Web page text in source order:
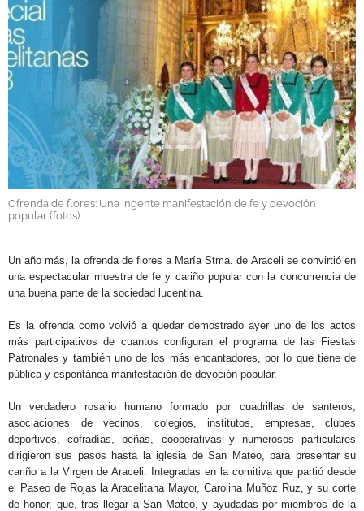
OBRAS
NECROLÓGICAS
GALERÍAS
Ofrenda de flores: Una ingente manifestación de fe y devoción
popular (fotos)
Un año más, la ofrenda de flores a María Stma. de Araceli se convirtió en
una espectacular muestra de fe y cariño popular con la concurrencia de
una buena parte de la sociedad lucentina.
Es la ofrenda como volvió a quedar demostrado ayer uno de los actos
más participativos de cuantos configuran el programa de las Fiestas
Patronales y también uno de los más encantadores, por lo que tiene de
pública y espontánea manifestación de devoción popular.
Un verdadero rosario humano formado por cuadrillas de santeros,
asociaciones de vecinos, colegios, institutos, empresas, clubes
deportivos, cofradías, peñas, cooperativas y numerosos particulares
dirigieron sus pasos hasta la iglesia de San Mateo, para presentar su
cariño a la Virgen de Araceli. Integradas en la comitiva que partió desde
el Paseo de Rojas la Aracelitana Mayor, Carolina Muñoz Ruz, y su corte
de honor, que, tras llegar a San Mateo, y ayudadas por miembros de la